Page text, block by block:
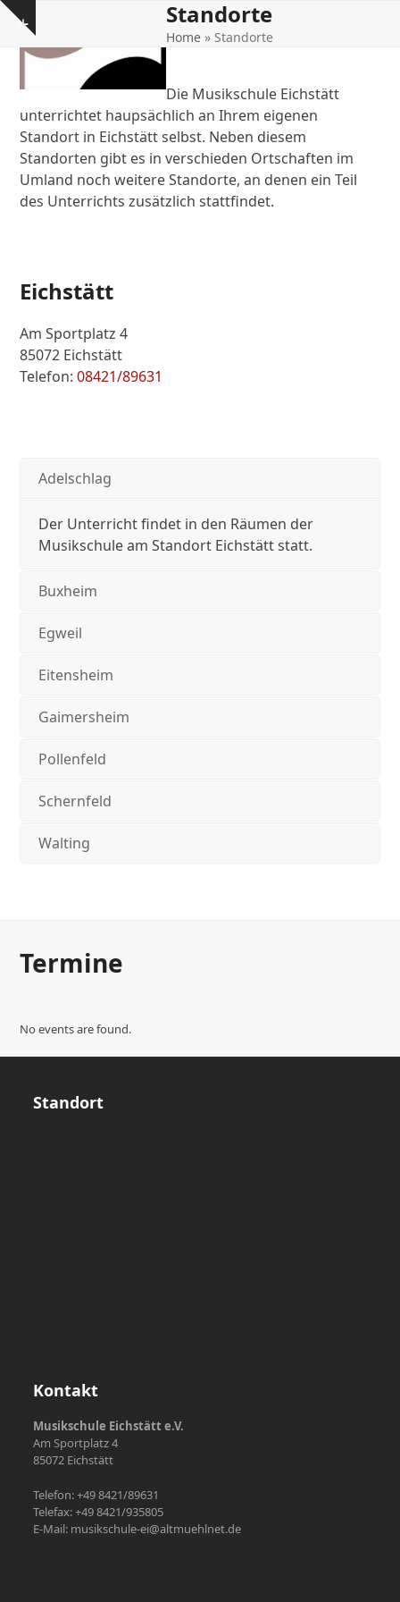
Skip
content
Show
notice
Open
mobile
Close
mobile
Standorte
Home» Standorte
Die Musikschule Eichstätt
unterrichtet haupsächlich an Ihrem eigenen
Standort in Eichstätt selbst. Neben diesem
Standorten gibt es in verschieden Ortschaften im
Umland noch weitere Standorte, an denen ein Teil
des Unterrichts zusätzlich stattfindet.
Eichstätt
Am Sportplatz 4
85072 Eichstätt
Telefon:08421/89631
Adelschlag
Der Unterricht findet in den Räumen der
Musikschule am Standort Eichstätt statt.
Buxheim
Egweil
Eitensheim
Gaimersheim
Pollenfeld
Schernfeld
Walting
Termine
No events are found.
Standort
Kontakt
Musikschule Eichstätt e.V.
Am Sportplatz 4
85072 Eichstätt
Telefon: +49 8421/89631
Telefax: +49 8421/935805
E-Mail: musikschule-ei@altmuehlnet.de